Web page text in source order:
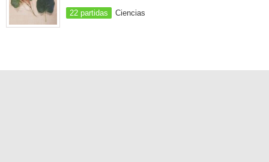
22 partidas Ciencias